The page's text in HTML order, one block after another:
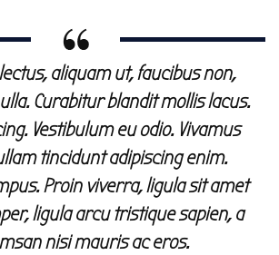
aliquam ut, faucibus non,
Curabitur blandit mollis lacus.
Vestibulum eu odio. Vivamus
tincidunt adipiscing enim.
Proin viverra, ligula sit amet
ligula arcu tristique sapien, a
nisi mauris ac eros.